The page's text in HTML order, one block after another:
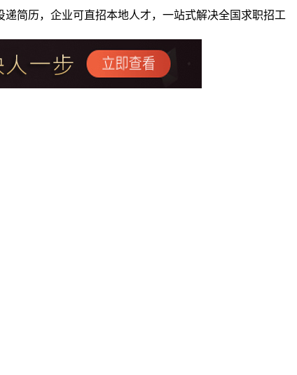
简历，企业可直招本地人才，一站式解决全国求职招工